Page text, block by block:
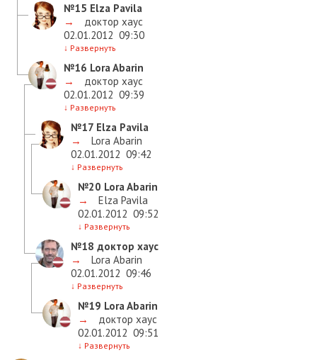
№15 Elza Pavila
→
доктор хаус
02.01.2012 09:30
↓ Развернуть
№16 Lora Abarin
→
доктор хаус
02.01.2012 09:39
↓ Развернуть
№17 Elza Pavila
→
Lora Abarin
02.01.2012 09:42
↓ Развернуть
№20 Lora Abarin
→
Elza Pavila
02.01.2012 09:52
↓ Развернуть
№18 доктор хаус
→
Lora Abarin
02.01.2012 09:46
↓ Развернуть
№19 Lora Abarin
→
доктор хаус
02.01.2012 09:51
↓ Развернуть